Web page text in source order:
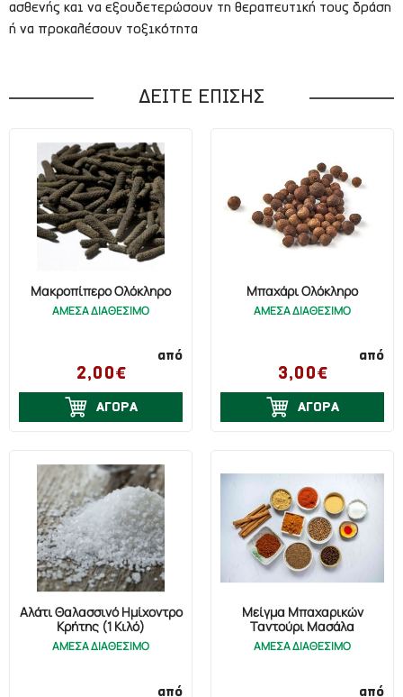
ασθενής και να εξουδετερώσουν τη θεραπευτική τους δράση
ή να προκαλέσουν τοξικότητα
ΔΕΙΤΕ ΕΠΙΣΗΣ
Μακροπίπερο Ολόκληρο
ΑΜΕΣΑ ΔΙΑΘΕΣΙΜΟ
από
2,00€
ΑΓΟΡΑ
Μπαχάρι Ολόκληρο
ΑΜΕΣΑ ΔΙΑΘΕΣΙΜΟ
από
3,00€
ΑΓΟΡΑ
Αλάτι Θαλασσινό Ημίχοντρο
Κρήτης (1 Κιλό)
ΑΜΕΣΑ ΔΙΑΘΕΣΙΜΟ
από
Μείγμα Μπαχαρικών
Ταντούρι Μασάλα
ΑΜΕΣΑ ΔΙΑΘΕΣΙΜΟ
από